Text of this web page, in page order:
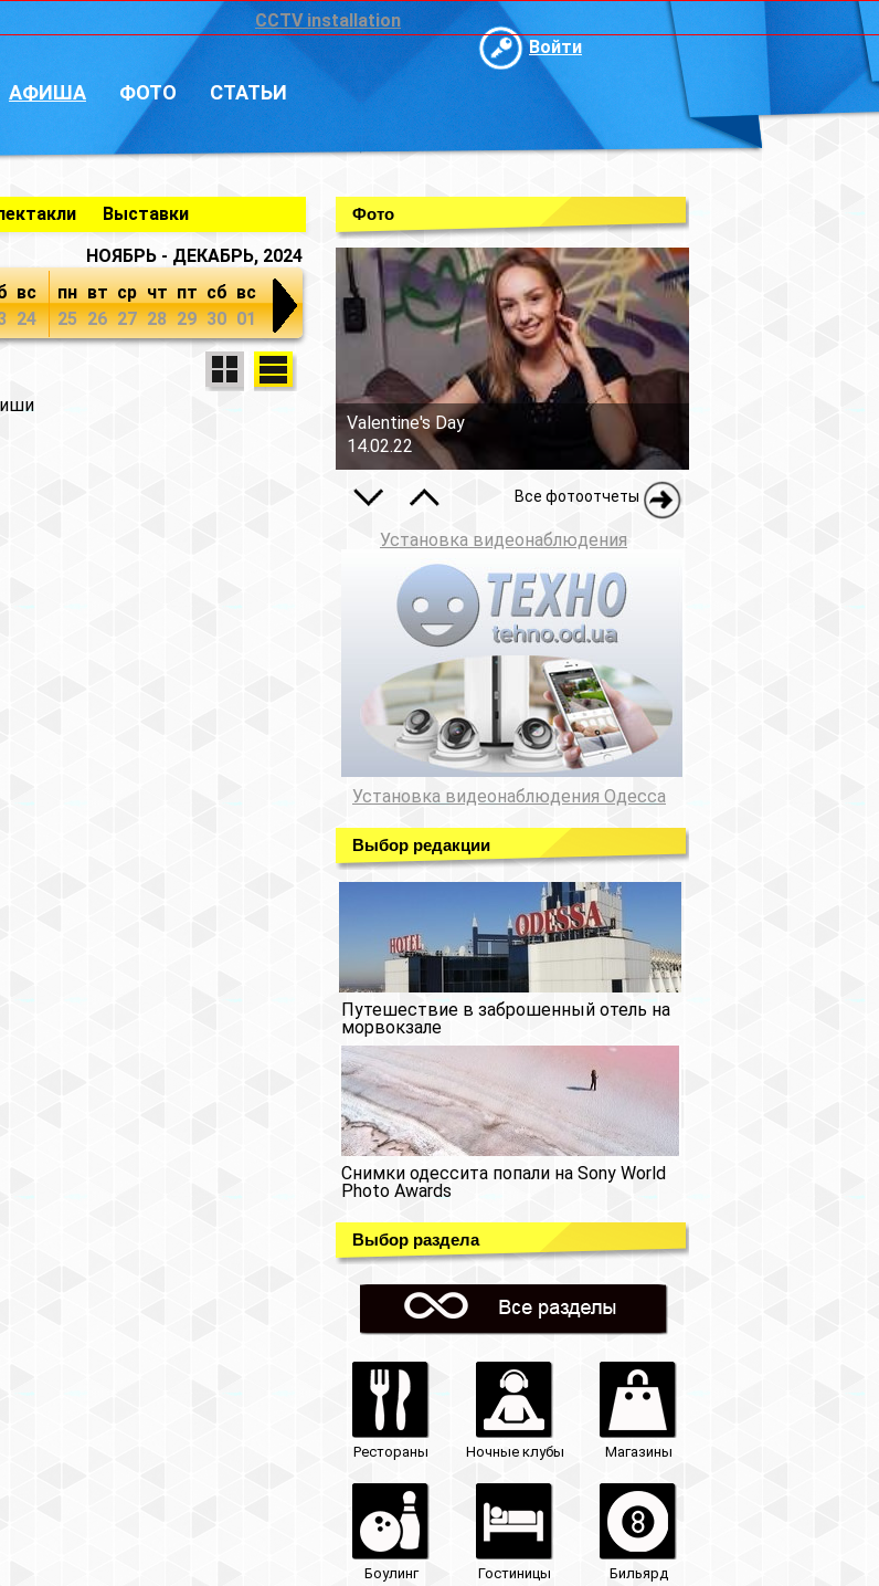
CCTV installation
Войти
АФИША ФОТО СТАТЬИ
Выставки
НОЯБРЬ - ДЕКАБРЬ, 2024
вс
24
пн
25
вт
26
ср
27
чт
28
пт
29
сб
30
вс
01
Фото
Valentine's Day
14.02.22
Все фотоотчеты
Установка видеонаблюдения
Установка видеонаблюдения Одесса
Выбор редакции
Путешествие в заброшенный отель на
морвокзале
Снимки одессита попали на Sony World
Photo Awards
Выбор раздела
Рестораны Ночные клубы Магазины
Боулинг Гостиницы Бильярд